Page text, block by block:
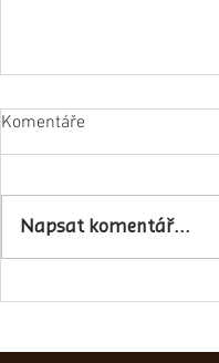
Komentáře
Napsat komentář...